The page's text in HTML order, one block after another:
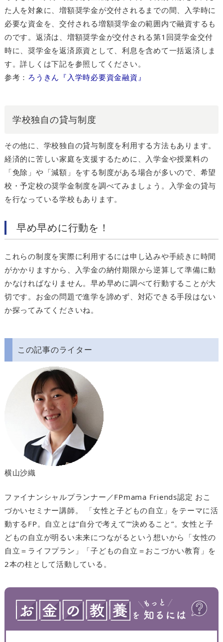
た人を対象に、増額奨学金が交付されるまでの間、入学時に
必要な資金を、交付される増額奨学金の範囲内で融資するも
のです。返済は、増額奨学金が交付される第1回奨学金交付
時に、奨学金を返済原資として、利息を含めて一括返済しま
す。詳しくは下記を参照してください。
参考： ろうきん『入学時必要資金融資』
学校独自の貸与制度
その他に、学校独自の貸与制度を利用する方法もあります。
経済的に苦しい家庭を支援するために、入学金や授業料の
「免除」や「減額」をする制度がある場合が多いので、希望
校・予定校の奨学金制度を調べてみましょう。入学金の貸与
を行なっている学校もあります。
早め早めに行動を！
これらの制度を実際に利用するには申し込みや手続きに時間
がかかりますから、入学金の納付期限から逆算して準備に動
かなければなりません。早め早めに調べて行動することが大
切です。お金の問題で進学を諦めず、対応できる手段はない
か探ってみてくださいね。
この記事のライター
横山沙織
ファイナンシャルプランナー／FPmama Friends認定 おこ
づかいセミナー講師。 「女性と子どもの自立」をテーマに活
動するFP。自立とは“自分で考えて”“決めること”。女性と子
どもの自立が明るい未来につながるという想いから「女性の
自立＝ライフプラン」「子どもの自立＝おこづかい教育」を
2本の柱として活動している。